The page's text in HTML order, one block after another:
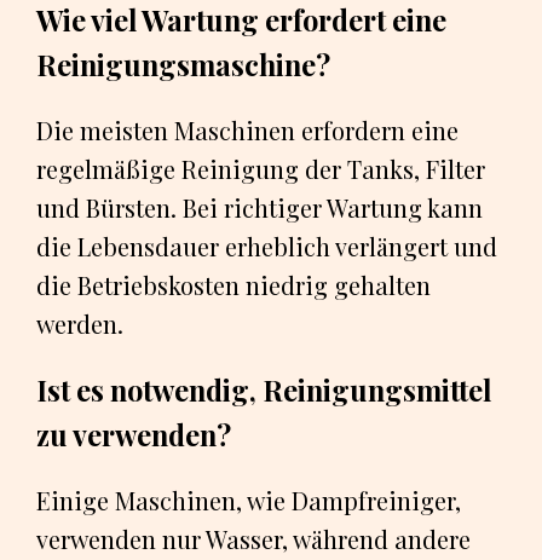
Wie viel Wartung erfordert eine
Reinigungsmaschine?
Die meisten Maschinen erfordern eine
regelmäßige Reinigung der Tanks, Filter
und Bürsten. Bei richtiger Wartung kann
die Lebensdauer erheblich verlängert und
die Betriebskosten niedrig gehalten
werden.
Ist es notwendig, Reinigungsmittel
zu verwenden?
Einige Maschinen, wie Dampfreiniger,
verwenden nur Wasser, während andere